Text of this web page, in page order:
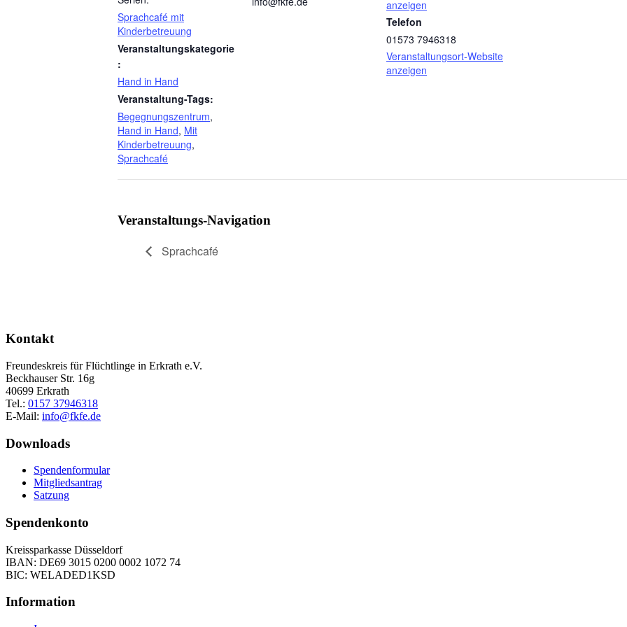
Sprachcafé mit
Kinderbetreuung
Veranstaltungskategorie
:
Hand in Hand
Veranstaltung-Tags:
Begegnungszentrum,
Hand in Hand, Mit
Kinderbetreuung,
Sprachcafé
anzeigen
Telefon
01573 7946318
Veranstaltungsort-Website
anzeigen
Veranstaltungs-Navigation
Sprachcafé
Kontakt
Freundeskreis für Flüchtlinge in Erkrath e.V.
Beckhauser Str. 16g
40699 Erkrath
Tel.: 0157 37946318
E-Mail: info@fkfe.de
Downloads
Spendenformular
Mitgliedsantrag
Satzung
Spendenkonto
Kreissparkasse Düsseldorf
IBAN: DE69 3015 0200 0002 1072 74
BIC: WELADED1KSD
Information